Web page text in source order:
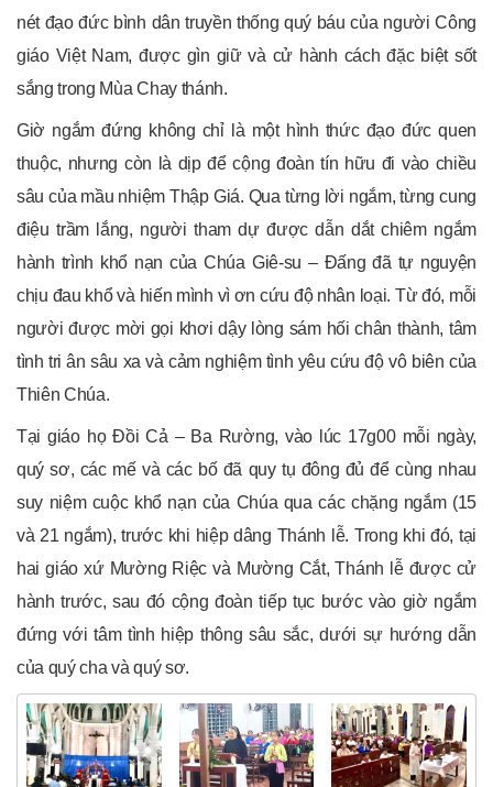
nét đạo đức bình dân truyền thống quý báu của người Công
giáo Việt Nam, được gìn giữ và cử hành cách đặc biệt sốt
sắng trong Mùa Chay thánh.
Giờ ngắm đứng không chỉ là một hình thức đạo đức quen
thuộc, nhưng còn là dịp để cộng đoàn tín hữu đi vào chiều
sâu của mầu nhiệm Thập Giá. Qua từng lời ngắm, từng cung
điệu trầm lắng, người tham dự được dẫn dắt chiêm ngắm
hành trình khổ nạn của Chúa Giê-su – Đấng đã tự nguyện
chịu đau khổ và hiến mình vì ơn cứu độ nhân loại. Từ đó, mỗi
người được mời gọi khơi dậy lòng sám hối chân thành, tâm
tình tri ân sâu xa và cảm nghiệm tình yêu cứu độ vô biên của
Thiên Chúa.
Tại giáo họ Đồi Cả – Ba Rường, vào lúc 17g00 mỗi ngày,
quý sơ, các mế và các bố đã quy tụ đông đủ để cùng nhau
suy niệm cuộc khổ nạn của Chúa qua các chặng ngắm (15
và 21 ngắm), trước khi hiệp dâng Thánh lễ. Trong khi đó, tại
hai giáo xứ Mường Riệc và Mường Cắt, Thánh lễ được cử
hành trước, sau đó cộng đoàn tiếp tục bước vào giờ ngắm
đứng với tâm tình hiệp thông sâu sắc, dưới sự hướng dẫn
của quý cha và quý sơ.